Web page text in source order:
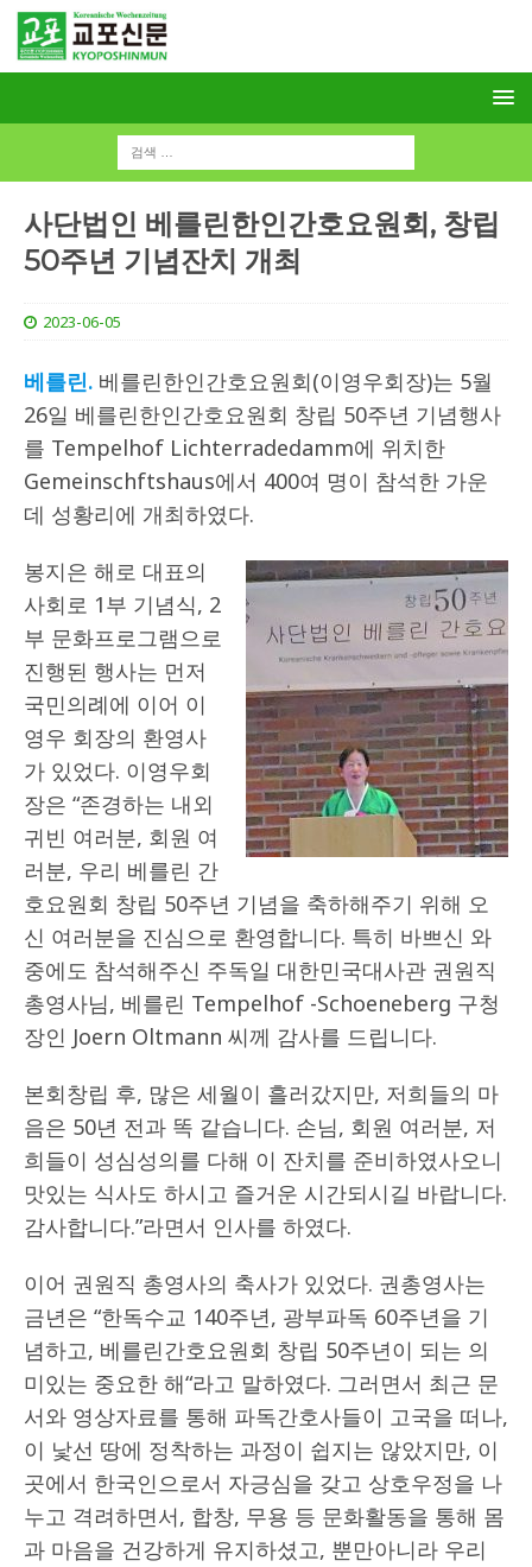
사단법인 베를린한인간호요원회, 창립
50주년 기념잔치 개최
2023-06-05
베를린. 베를린한인간호요원회(이영우회장)는 5월
26일 베를린한인간호요원회 창립 50주년 기념행사
를 Tempelhof Lichterradedamm에 위치한
Gemeinschftshaus에서 400여 명이 참석한 가운
데 성황리에 개최하였다.
봉지은 해로 대표의
사회로 1부 기념식, 2
부 문화프로그램으로
진행된 행사는 먼저
국민의례에 이어 이
영우 회장의 환영사
가 있었다. 이영우회
장은 “존경하는 내외
귀빈 여러분, 회원 여
러분, 우리 베를린 간
호요원회 창립 50주년 기념을 축하해주기 위해 오
신 여러분을 진심으로 환영합니다. 특히 바쁘신 와
중에도 참석해주신 주독일 대한민국대사관 권원직
총영사님, 베를린 Tempelhof -Schoeneberg 구청
장인 Joern Oltmann 씨께 감사를 드립니다.
본회창립 후, 많은 세월이 흘러갔지만, 저희들의 마
음은 50년 전과 똑 같습니다. 손님, 회원 여러분, 저
희들이 성심성의를 다해 이 잔치를 준비하였사오니
맛있는 식사도 하시고 즐거운 시간되시길 바랍니다.
감사합니다.”라면서 인사를 하였다.
이어 권원직 총영사의 축사가 있었다. 권총영사는
금년은 “한독수교 140주년, 광부파독 60주년을 기
념하고, 베를린간호요원회 창립 50주년이 되는 의
미있는 중요한 해“라고 말하였다. 그러면서 최근 문
서와 영상자료를 통해 파독간호사들이 고국을 떠나,
이 낯선 땅에 정착하는 과정이 쉽지는 않았지만, 이
곳에서 한국인으로서 자긍심을 갖고 상호우정을 나
누고 격려하면서, 합창, 무용 등 문화활동을 통해 몸
과 마음을 건강하게 유지하셨고, 뿐만아니라 우리